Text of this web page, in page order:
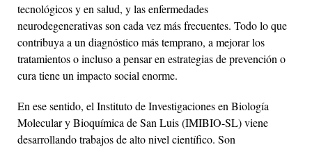
tecnológicos y en salud, y las enfermedades
neurodegenerativas son cada vez más frecuentes. Todo lo que
contribuya a un diagnóstico más temprano, a mejorar los
tratamientos o incluso a pensar en estrategias de prevención o
cura tiene un impacto social enorme.
En ese sentido, el Instituto de Investigaciones en Biología
Molecular y Bioquímica de San Luis (IMIBIO-SL) viene
desarrollando trabajos de alto nivel científico. Son